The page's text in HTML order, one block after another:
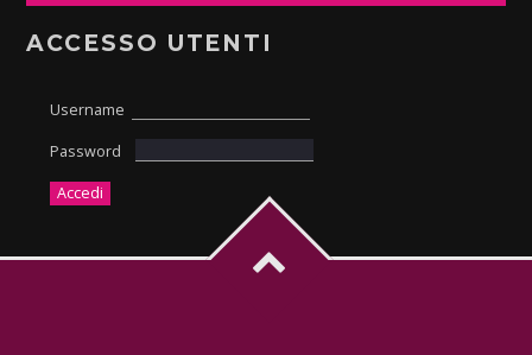
ACCESSO UTENTI
Username
Password